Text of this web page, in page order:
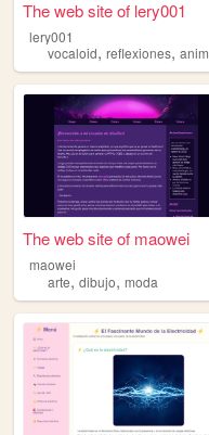
The web site of lery001
lery001
vocaloid, reflexiones, anime
The web site of maowei
maowei
arte, dibujo, moda